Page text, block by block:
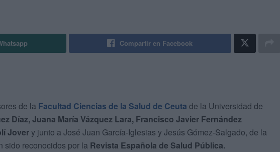
Compartir en Facebook
de la Facultad Ciencias de la Salud de Ceuta de la Universidad de
Díaz, Juana María Vázquez Lara, Francisco Javier Fernández
Jovery junto a José Juan García-Iglesias y Jesús Gómez-Salgado, de la
sido reconocidos por la Revista Española de Salud Pública.